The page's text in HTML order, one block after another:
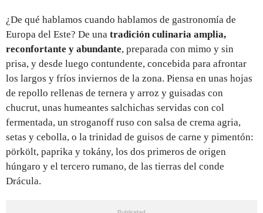
¿De qué hablamos cuando hablamos de gastronomía de
Europa del Este? De una tradición culinaria amplia,
reconfortante y abundante, preparada con mimo y sin
prisa, y desde luego contundente, concebida para afrontar
los largos y fríos inviernos de la zona. Piensa en unas hojas
de repollo rellenas de ternera y arroz y guisadas con
chucrut, unas humeantes salchichas servidas con col
fermentada, un stroganoff ruso con salsa de crema agria,
setas y cebolla, o la trinidad de guisos de carne y pimentón:
pörkölt, paprika y tokány, los dos primeros de origen
húngaro y el tercero rumano, de las tierras del conde
Drácula.